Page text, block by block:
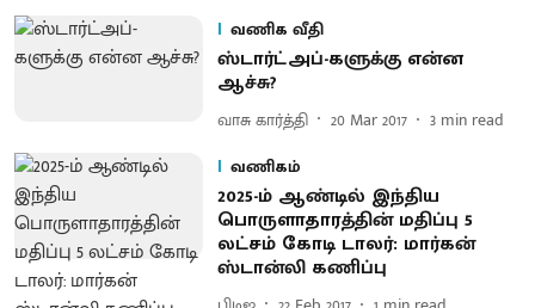
வணிக வீதி
ஸ்டார்ட்அப்-களுக்கு என்ன
ஆச்சு?
வாசு கார்த்தி 20 Mar 2017 3 min read
வணிகம்
2025-ம் ஆண்டில் இந்திய
பொருளாதாரத்தின் மதிப்பு 5
லட்சம் கோடி டாலர்: மார்கன்
ஸ்டான்லி கணிப்பு